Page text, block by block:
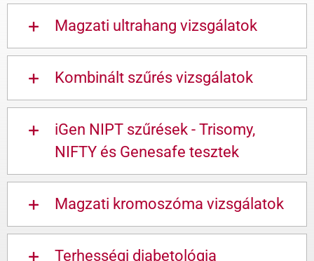
Magzati ultrahang vizsgálatok
Kombinált szűrés vizsgálatok
iGen NIPT szűrések - Trisomy,
NIFTY és Genesafe tesztek
Magzati kromoszóma vizsgálatok
Terhességi diabetológia